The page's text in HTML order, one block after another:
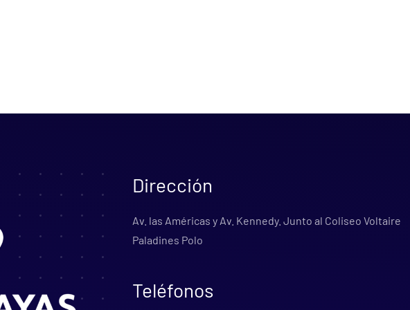
Dirección
Av. las Américas y Av. Kennedy. Junto al Coliseo Voltaire
Paladines Polo
Teléfonos